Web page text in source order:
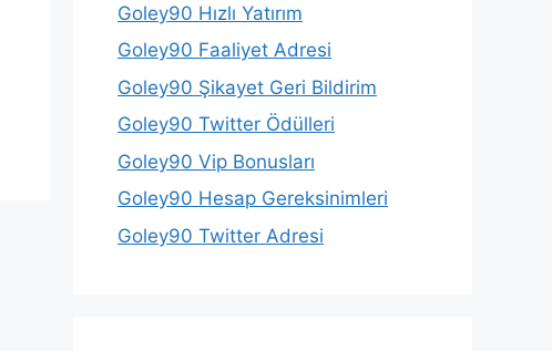
Goley90 Hızlı Yatırım
Goley90 Faaliyet Adresi
Goley90 Şikayet Geri Bildirim
Goley90 Twitter Ödülleri
Goley90 Vip Bonusları
Goley90 Hesap Gereksinimleri
Goley90 Twitter Adresi